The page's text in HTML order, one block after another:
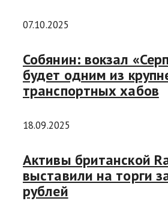
07.10.2025
Собянин: вокзал
будет одним из
транспортных хабов
18.09.2025
Активы британской
выставили на торги
рублей